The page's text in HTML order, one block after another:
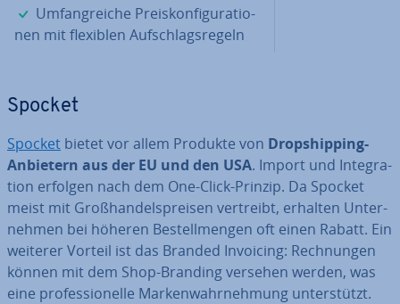
✓
Um­fang­rei­che Preis­kon­fi­gu­ra­tio­
nen mit flexiblen Auf­schlags­re­geln
Spocket
Spocket bietet vor allem Produkte von Drop­ship­ping-
Anbietern aus der EU und den USA. Import und In­te­gra­
ti­on erfolgen nach dem One-Click-Prinzip. Da Spocket
meist mit Groß­han­dels­prei­sen vertreibt, erhalten Un­ter­
neh­men bei höheren Be­stell­men­gen oft einen Rabatt. Ein
weiterer Vorteil ist das Branded Invoicing: Rech­nun­gen
können mit dem Shop-Branding versehen werden, was
eine pro­fes­sio­nel­le Mar­ken­wahr­neh­mung un­ter­stützt.